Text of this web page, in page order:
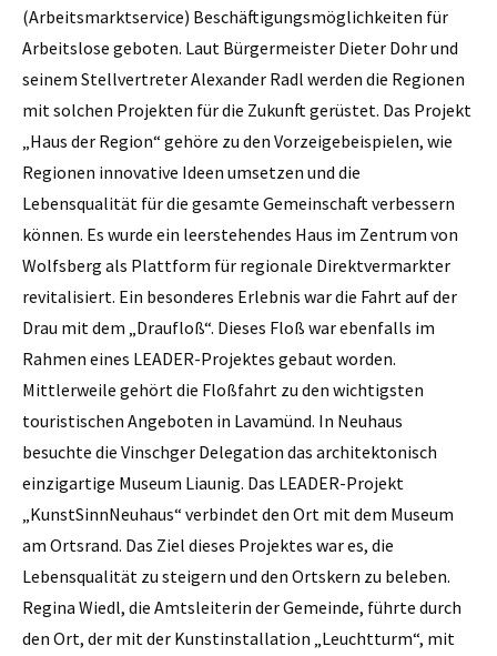
(Arbeitsmarktservice) Beschäftigungsmöglichkeiten für
Arbeitslose geboten. Laut Bürgermeister Dieter Dohr und
seinem Stellvertreter Alexander Radl werden die Regionen
mit solchen Projekten für die Zukunft gerüstet. Das Projekt
„Haus der Region“ gehöre zu den Vorzeigebeispielen, wie
Regionen innovative Ideen umsetzen und die
Lebensqualität für die gesamte Gemeinschaft verbessern
können. Es wurde ein leerstehendes Haus im Zentrum von
Wolfsberg als Plattform für regionale Direktvermarkter
revitalisiert. Ein besonderes Erlebnis war die Fahrt auf der
Drau mit dem „Draufloß“. Dieses Floß war ebenfalls im
Rahmen eines LEADER-Projektes gebaut worden.
Mittlerweile gehört die Floßfahrt zu den wichtigsten
touristischen Angeboten in Lavamünd. In Neuhaus
besuchte die Vinschger Delegation das architektonisch
einzigartige Museum Liaunig. Das LEADER-Projekt
„KunstSinnNeuhaus“ verbindet den Ort mit dem Museum
am Ortsrand. Das Ziel dieses Projektes war es, die
Lebensqualität zu steigern und den Ortskern zu beleben.
Regina Wiedl, die Amtsleiterin der Gemeinde, führte durch
den Ort, der mit der Kunstinstallation „Leuchtturm“, mit